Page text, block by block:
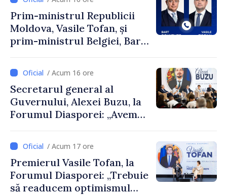
Prim-ministrul Republicii
Moldova, Vasile Tofan, și
prim-ministrul Belgiei, Bart
despre parcursul european
al Republicii Moldova.
/ Acum 16 ore
Secretarul general al
Guvernului, Alexei Buzu, la
Forumul Diasporei: „Avem
dumneavoastră pentru a
construi comunități mai
puternice”
/ Acum 17 ore
Premierul Vasile Tofan, la
Forumul Diasporei: „Trebuie
să readucem optimismul